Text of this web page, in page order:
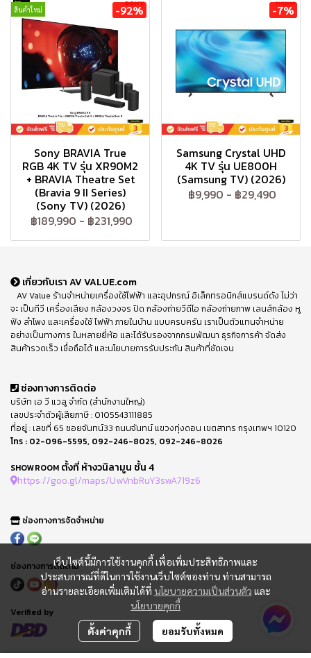
สินค้าใหม่ -92%
Sony BRAVIA True
RGB 4K TV รุ่น XR90M2
+ BRAVIA Theatre Set
(Bravia 9 II Series)
(Sony TV) (2026)
฿189,990 - ฿231,990
-7%
Samsung Crystal UHD
4K TV รุ่น UE800H
(Samsung TV) (2026)
฿9,990 - ฿29,490
เว็บไซต์นี้มีการใช้งานคุกกี้ เพื่อเพิ่มประสิทธิภาพและ
ประสบการณ์ที่ดีในการใช้งานเว็บไซต์ของท่าน ท่านสามารถ
อ่านรายละเอียดเพิ่มเติมได้ที่ นโยบายความเป็นส่วนตัว และ
นโยบายคุกกี้
ตั้งค่าคุกกี้ ยอมรับทั้งหมด
เกี่ยวกับเรา AV VALUE.com
AV Value ร้านจำหน่ายเครื่องใช้ไฟฟ้า และอุปกรณ์ อิเล็กทรอนิกส์แบรนด์ดัง ไม่ว่า
จะ เป็นทีวี เครื่องเสียง กล้องวงจร ปิด กล้องถ่ายวีดีโอ กล้องถ่ายภาพ เลนส์กล้อง หู
ฟัง ลำโพง และเครื่องใช้ ไฟฟ้า ภายในบ้าน แบบครบครัน เราเป็นตัวแทนจำหน่าย
อย่างเป็นทางการ ในหลายยี่ห้อ และได้รับรองจากกรมพัฒนา ธุรกิจการค้า จัดส่ง
สินค้ารวดเร็ว เชื่อถือได้ และนโยบายการรับประกัน สินค้าที่ชัดเจน
ช่องทางการติดต่อ
บริษัท เอ วี แวลู จำกัด (สำนักงานใหญ่)
เลขประจำตัวผู้เสียภาษี : 0105543111885
ที่อยู่ : เลขที่ 65 ซอยจันทน์33 ถนนจันทน์ แขวงทุ่งดอน เขตสาทร กรุงเทพฯ 10120
โทร : 02-096-5595, 092-246-8025, 092-246-8026
SHOWROOM ตั้งที่ ห้างวนิลามูน ชั้น 4
https://goo.gl/maps/UwVnbRuY3swA719z6
ช่องทางการจัดจำหน่าย
ช่องทางการติดตาม
Verified by